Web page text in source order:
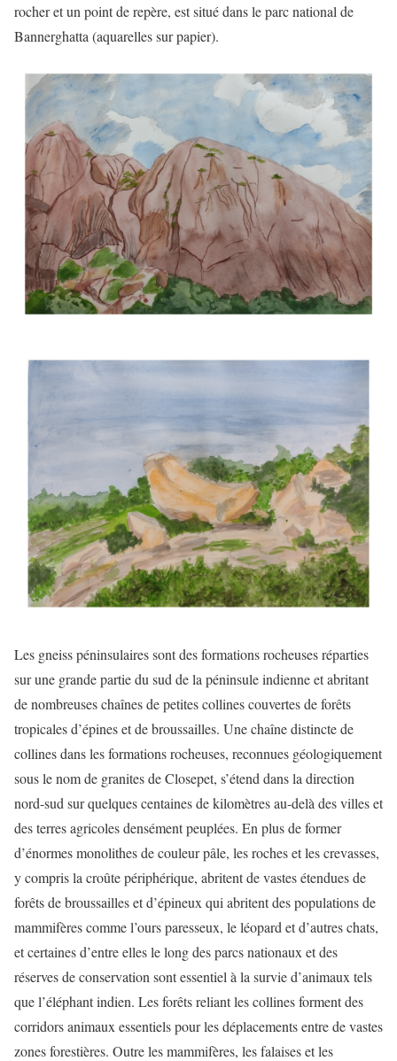
rocher et un point de repère, est situé dans le parc national de
Bannerghatta (aquarelles sur papier).
Les gneiss péninsulaires sont des formations rocheuses réparties
sur une grande partie du sud de la péninsule indienne et abritant
de nombreuses chaînes de petites collines couvertes de forêts
tropicales d’épines et de broussailles. Une chaîne distincte de
collines dans les formations rocheuses, reconnues géologiquement
sous le nom de granites de Closepet, s’étend dans la direction
nord-sud sur quelques centaines de kilomètres au-delà des villes et
des terres agricoles densément peuplées. En plus de former
d’énormes monolithes de couleur pâle, les roches et les crevasses,
y compris la croûte périphérique, abritent de vastes étendues de
forêts de broussailles et d’épineux qui abritent des populations de
mammifères comme l’ours paresseux, le léopard et d’autres chats,
et certaines d’entre elles le long des parcs nationaux et des
réserves de conservation sont essentiel à la survie d’animaux tels
que l’éléphant indien. Les forêts reliant les collines forment des
corridors animaux essentiels pour les déplacements entre de vastes
zones forestières. Outre les mammifères, les falaises et les